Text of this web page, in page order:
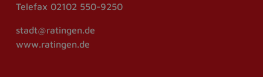
Telefax 02102 550-9250
stadt@ratingen.de
www.ratingen.de